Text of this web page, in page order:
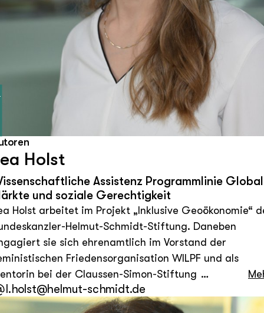
Holst
Assistenz Programmlinie
und soziale Gerechtigkeit
Holst arbeitet im Projekt „Inklusive Geoökonomie“
Helmut-Schmidt-Stiftung. Daneben
sie sich ehrenamtlich im Vorstand der
Friedensorganisation WILPF und als
bei der Claussen-Simon-Stiftung in Hamburg.
arbeitete sie als Projektmanagerin bei der
FAIR SHARE of Women Leaders, die sich
l.holst@helmut-schmidt.de